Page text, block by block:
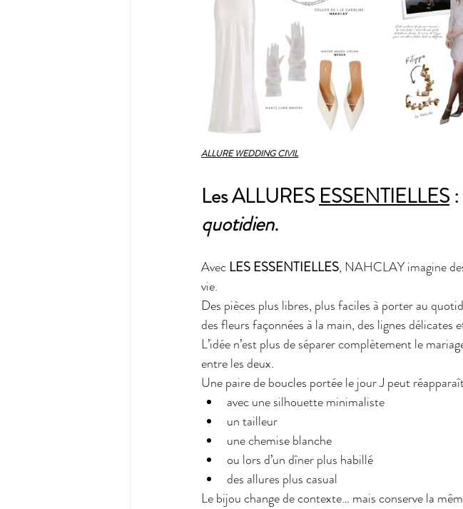
ALLURE WEDDING CIVIL
Les ALLURES ESSENTIELLES :
quotidien.
Avec LES ESSENTIELLES, NAHCLAY imagine
vie.
Des pièces plus libres, plus faciles à porter au
des fleurs façonnées à la main, des lignes
L’idée n’est plus de séparer complètement le
entre les deux.
Une paire de boucles portée le jour J peut
avec une silhouette minimaliste
un tailleur
une chemise blanche
ou lors d’un dîner plus habillé
des allures plus casual
Le bijou change de contexte… mais conserve la